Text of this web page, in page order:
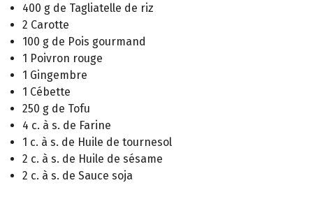
400 g de Tagliatelle de riz
2 Carotte
100 g de Pois gourmand
1 Poivron rouge
1 Gingembre
1 Cébette
250 g de Tofu
4 c. à s. de Farine
1 c. à s. de Huile de tournesol
2 c. à s. de Huile de sésame
2 c. à s. de Sauce soja